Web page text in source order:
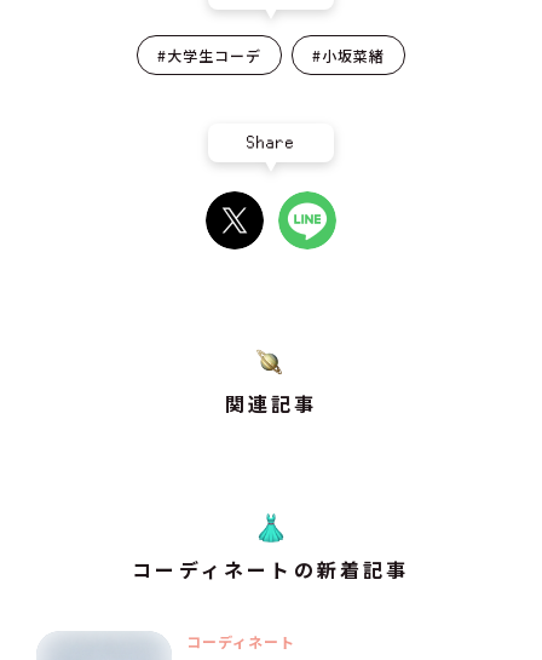
#大学生コーデ #小坂菜緒
Share
関連記事
コーディネートの新着記事
コーディネート